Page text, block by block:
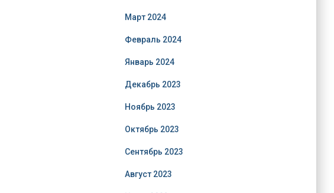
Март 2024
Февраль 2024
Январь 2024
Декабрь 2023
Ноябрь 2023
Октябрь 2023
Сентябрь 2023
Август 2023